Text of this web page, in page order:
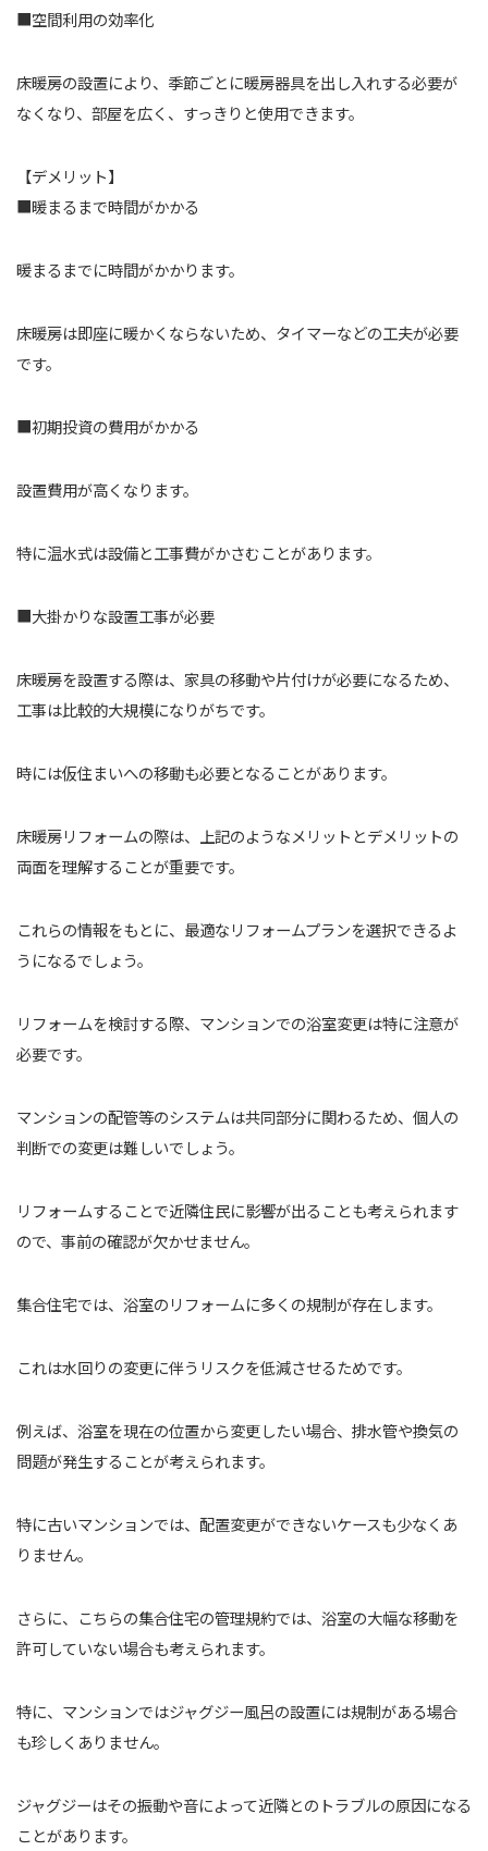
■空間利用の効率化
床暖房の設置により、季節ごとに暖房器具を出し入れする必要が
なくなり、部屋を広く、すっきりと使用できます。
【デメリット】
■暖まるまで時間がかかる
暖まるまでに時間がかかります。
床暖房は即座に暖かくならないため、タイマーなどの工夫が必要
です。
■初期投資の費用がかかる
設置費用が高くなります。
特に温水式は設備と工事費がかさむことがあります。
■大掛かりな設置工事が必要
床暖房を設置する際は、家具の移動や片付けが必要になるため、
工事は比較的大規模になりがちです。
時には仮住まいへの移動も必要となることがあります。
床暖房リフォームの際は、上記のようなメリットとデメリットの
両面を理解することが重要です。
これらの情報をもとに、最適なリフォームプランを選択できるよ
うになるでしょう。
リフォームを検討する際、マンションでの浴室変更は特に注意が
必要です。
マンションの配管等のシステムは共同部分に関わるため、個人の
判断での変更は難しいでしょう。
リフォームすることで近隣住民に影響が出ることも考えられます
ので、事前の確認が欠かせません。
集合住宅では、浴室のリフォームに多くの規制が存在します。
これは水回りの変更に伴うリスクを低減させるためです。
例えば、浴室を現在の位置から変更したい場合、排水管や換気の
問題が発生することが考えられます。
特に古いマンションでは、配置変更ができないケースも少なくあ
りません。
さらに、こちらの集合住宅の管理規約では、浴室の大幅な移動を
許可していない場合も考えられます。
特に、マンションではジャグジー風呂の設置には規制がある場合
も珍しくありません。
ジャグジーはその振動や音によって近隣とのトラブルの原因になる
ことがあります。